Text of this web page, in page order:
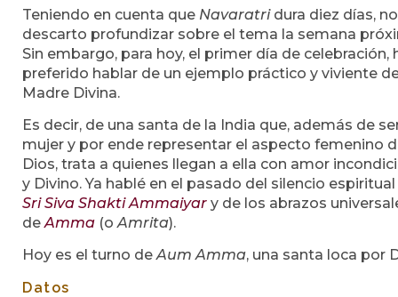
Teniendo en cuenta que Navaratridura diez días, no
descarto profundizar sobre el tema la semana
Sin embargo, para hoy, el primer día de celebración,
preferido hablar de un ejemplo práctico y viviente
Madre Divina.
Es decir, de una santa de la India que, además de
mujer y por ende representar el aspecto femenino
Dios, trata a quienes llegan a ella con amor
y Divino. Ya hablé en el pasado del silencio
Sri Siva Shakti Ammaiyar y de los abrazos
deAmma (oAmrita).
Hoy es el turno deAum Amma, una santa loca por
Datos